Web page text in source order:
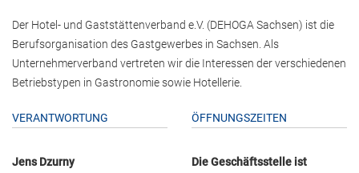
Der Hotel- und Gaststättenverband e.V. (DEHOGA Sachsen) ist die
Berufsorganisation des Gastgewerbes in Sachsen. Als
Unternehmerverband vertreten wir die Interessen der verschiedenen
Betriebstypen in Gastronomie sowie Hotellerie.
VERANTWORTUNG
Jens Dzurny
ÖFFNUNGSZEITEN
Die Geschäftsstelle ist